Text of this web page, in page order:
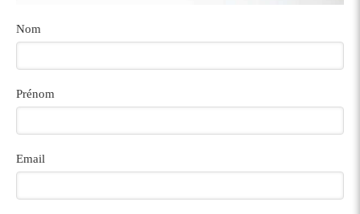
Nom
Prénom
Email